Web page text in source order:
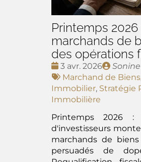
Printemps 2026
marchands de
des opérations
Date
:
3 avr. 2026
Publié
par
Tags
:
Marchand de Biens
Immobilier, Stratégie
Immobilière
Printemps 2026
d'investisseurs
marchands de
persuadés de